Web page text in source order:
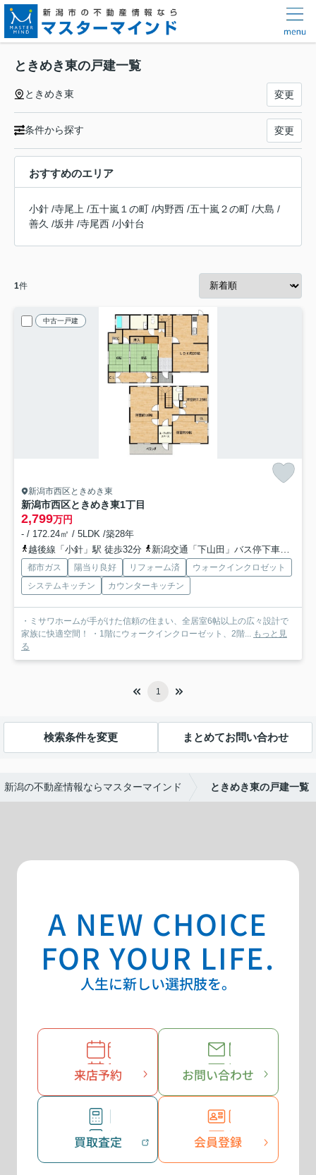
ときめき東の戸建一覧
ときめき東 変更
条件から探す 変更
おすすめのエリア
小針 /寺尾上 /五十嵐１の町 /内野西 /五十嵐２の町 /大島 /
善久 /坂井 /寺尾西 /小針台
1件
中古一戸建
新潟市西区ときめき東
新潟市西区ときめき東1丁目
2,799万円
- / 172.24㎡ / 5LDK /築28年
越後線「小針」駅 徒歩32分
新潟交通「下山田」バス停下車 徒歩6分
都市ガス 陽当り良好 リフォーム済
ウォークインクロゼット
システムキッチン
カウンターキッチン
・ミサワホームが手がけた信頼の住まい、全居室6帖以上の広々設計で
家族に快適空間！ ・1階にウォークインクローゼット、2階...
もっと見
る
1
検索条件を変更 まとめてお問い合わせ
新潟の不動産情報ならマスターマインド ときめき東の戸建一覧
A NEW CHOICE
FOR YOUR LIFE.
人生に新しい選択肢を。
来店予約 お問い合わせ
買取査定 会員登録